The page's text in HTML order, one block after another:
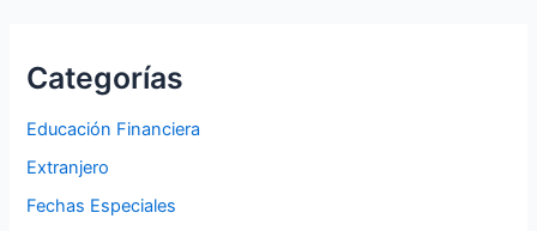
Categorías
Educación Financiera
Extranjero
Fechas Especiales